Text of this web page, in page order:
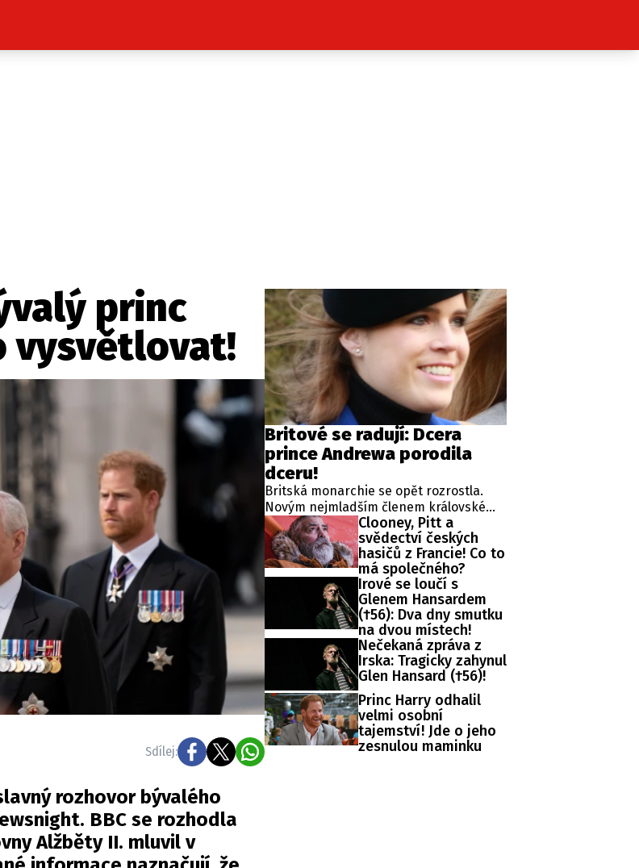
Nejlepší z vás odměníme
princ
vysvětlovat!
Sdílej:
rozhovor bývalého
BBC se rozhodla
Alžběty II. mluvil v
Britové se radují: Dcera
prince Andrewa porodila
dceru!
Britská monarchie se opět rozrostla.
Novým nejmladším členem královské
rodiny, v jejímž čele stojí král Karel III., je
novorozená dcera princezny Eugenie,
jedné z dcer kontroverzního prince
Andrewa.
Clooney, Pitt a
svědectví českých
hasičů z Francie! Co to
má společného?
Irové se loučí s
Glenem Hansardem
(†56): Dva dny smutku
na dvou místech!
Nečekaná zpráva z
Irska: Tragicky zahynul
Glen Hansard (†56)!
Princ Harry odhalil
velmi osobní
tajemství! Jde o jeho
zesnulou maminku